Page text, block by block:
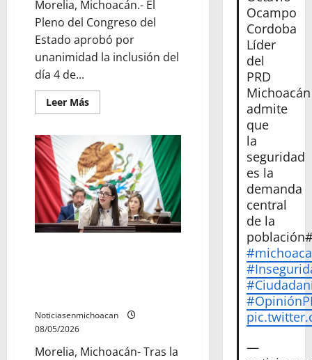
Morelia, Michoacán.- El
Pleno del Congreso del
Estado aprobó por
unanimidad la inclusión del
día 4 de...
Leer MásLeer
más
El
4
de
marzo
quedó
establecido
como
«Día
del
Aniversario
1815»
Noticiasenmichoacan
08/05/2026
Morelia, Michoacán- Tras la
Ocampo
Cordoba
Líder
del
PRD
Michoacán
admite
que
la
seguridad
es la
demanda
central
de la
—